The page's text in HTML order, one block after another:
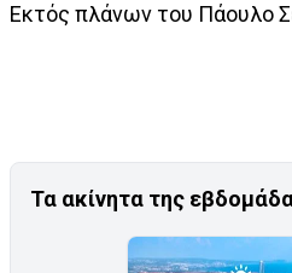
Εκτός πλάνων του Πάουλο
Τα ακίνητα της